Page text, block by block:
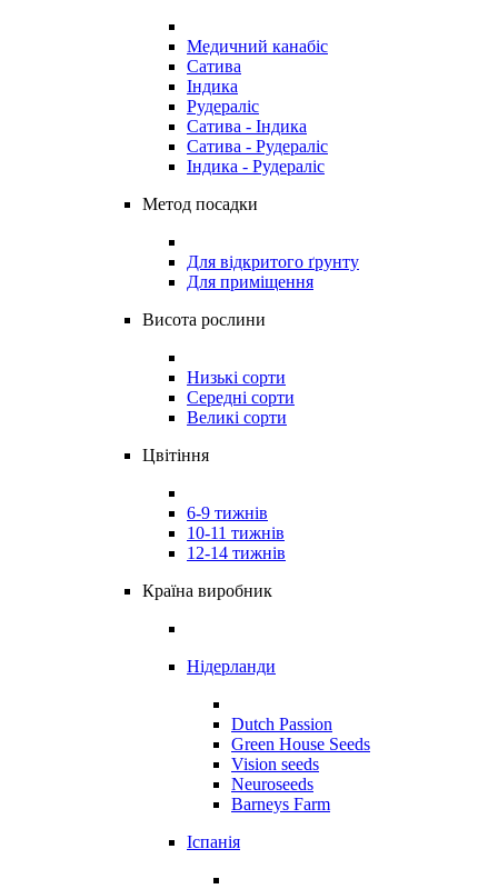
Медичний канабіс
Сатива
Індика
Рудераліс
Сатива - Індика
Сатива - Рудераліс
Індика - Рудераліс
Метод посадки
Для відкритого ґрунту
Для приміщення
Висота рослини
Низькі сорти
Середні сорти
Великі сорти
Цвітіння
6-9 тижнів
10-11 тижнів
12-14 тижнів
Країна виробник
Нідерланди
Dutch Passion
Green House Seeds
Vision seeds
Neuroseeds
Barneys Farm
Іспанія